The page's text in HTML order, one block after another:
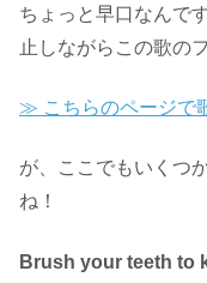
ちょっと早口なんで
止しながらこの歌の
≫ こちらのページで
が、ここでもいくつ
ね！
Brush your teeth to